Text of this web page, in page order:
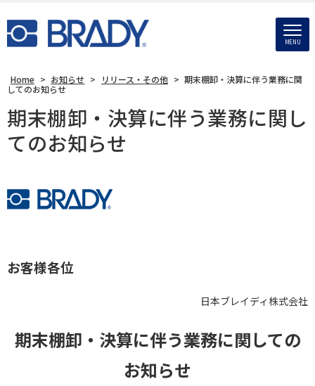
MENU
Home > お知らせ > リリース・その他 > 期末棚卸・決算に伴う業務に関
してのお知らせ
期末棚卸・決算に伴う業務に関し
てのお知らせ
お客様各位
日本ブレイディ株式会社
期末棚卸・決算に伴う業務に関しての
お知らせ